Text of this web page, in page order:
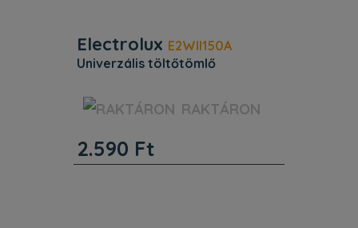
Electrolux E2WII150A
univerzális töltőtömlő
Univerzális töltőtömlő
mosogatógépekhez és
csatlakozóval, 1,5 m
RAKTÁRON
2.590 Ft